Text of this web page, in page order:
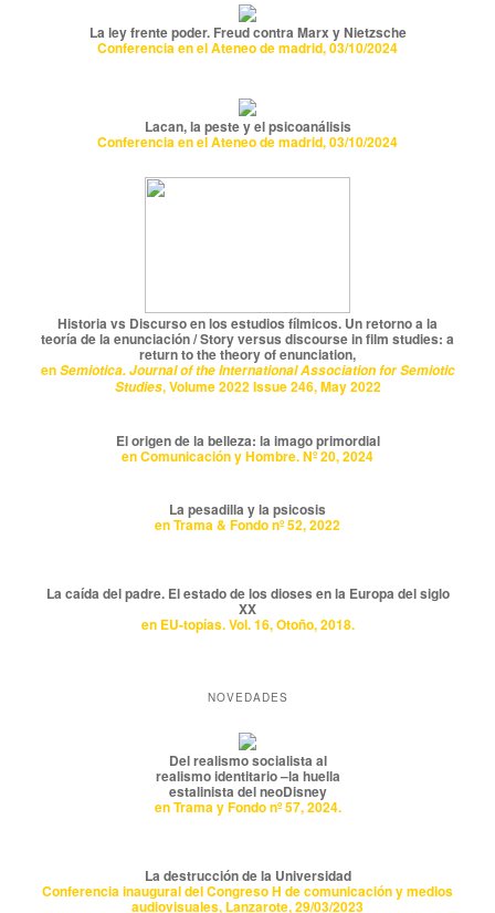
La ley frente poder. Freud contra Marx y Nietzsche
Conferencia en el Ateneo de madrid, 03/10/2024
Lacan, la peste y el psicoanálisis
Conferencia en el Ateneo de madrid, 03/10/2024
Historia vs Discurso en los estudios fílmicos. Un retorno a la
teoría de la enunciación / Story versus discourse in film studies: a
return to the theory of enunciation,
enSemiotica. Journal of the International Association for Semiotic
Studies, Volume 2022 Issue 246, May 2022
El origen de la belleza: la imago primordial
en Comunicación y Hombre. Nº 20, 2024
La pesadilla y la psicosis
en Trama & Fondo nº 52, 2022
La caída del padre. El estado de los dioses en la Europa del siglo
XX
en EU-topías. Vol. 16, Otoño, 2018.
NOVEDADES
Del realismo socialista al
realismo identitario –la huella
estalinista del neoDisney
en Trama y Fondo nº 57, 2024.
La destrucción de la Universidad
Conferencia inaugural del Congreso H de comunicación y medios
audiovisuales, Lanzarote, 29/03/2023